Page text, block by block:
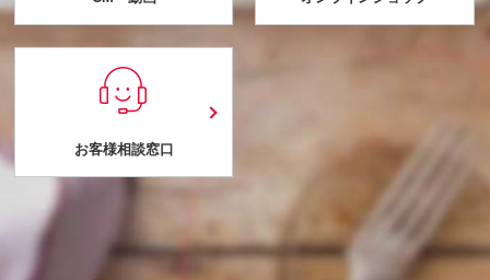
お客様相談窓口